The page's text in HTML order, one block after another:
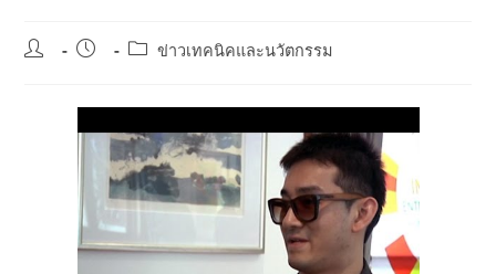
Post
Post
Postข่าวเทคนิคและนวัตกรรม